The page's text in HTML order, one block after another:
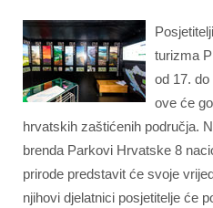
turizma
od 17.
ove će
hrvatskih zaštićenih područja.
brenda Parkovi Hrvatske 8
prirode predstavit će svoje
njihovi djelatnici posjetitelje će